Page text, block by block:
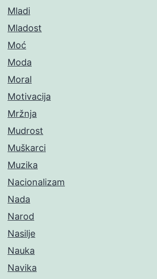
Mladi
Mladost
Moć
Moda
Moral
Motivacija
Mržnja
Mudrost
Muškarci
Muzika
Nacionalizam
Nada
Narod
Nasilje
Nauka
Navika